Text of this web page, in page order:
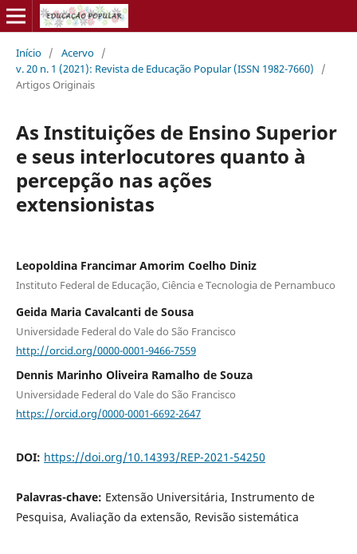
Início / Acervo /
v. 20 n. 1 (2021): Revista de Educação Popular (ISSN 1982-7660)
/
Artigos Originais
As Instituições de Ensino Superior
e seus interlocutores quanto à
percepção nas ações
extensionistas
Leopoldina Francimar Amorim Coelho Diniz
Instituto Federal de Educação, Ciência e Tecnologia de Pernambuco
Geida Maria Cavalcanti de Sousa
Universidade Federal do Vale do São Francisco
http://orcid.org/0000-0001-9466-7559
Dennis Marinho Oliveira Ramalho de Souza
Universidade Federal do Vale do São Francisco
https://orcid.org/0000-0001-6692-2647
DOI: https://doi.org/10.14393/REP-2021-54250
Palavras-chave: Extensão Universitária, Instrumento de
Pesquisa, Avaliação da extensão, Revisão sistemática